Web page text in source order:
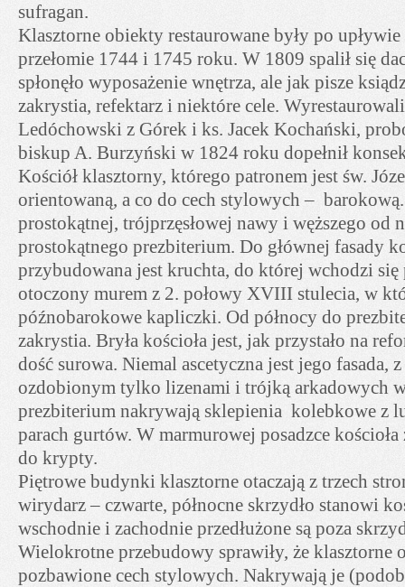
sufragan.
Klasztorne obiekty restaurowane były po upływie
przełomie 1744 i 1745 roku. W 1809 spalił się
spłonęło wyposażenie wnętrza, ale jak pisze
zakrystia, refektarz i niektóre cele.
Ledóchowski z Górek i ks. Jacek Kochański,
biskup A. Burzyński w 1824 roku dopełnił
Kościół klasztorny, którego patronem jest św.
orientowaną, a co do cech stylowych – barokową.
prostokątnej, trójprzęsłowej nawy i węższego od
prostokątnego prezbiterium. Do głównej fasady
przybudowana jest kruchta, do której wchodzi się
otoczony murem z 2. połowy XVIII stulecia, w
późnobarokowe kapliczki. Od północy do
zakrystia. Bryła kościoła jest, jak przystało na
dość surowa. Niemal ascetyczna jest jego fasada,
ozdobionym tylko lizenami i trójką arkadowych
prezbiterium nakrywają sklepienia kolebkowe z
parach gurtów. W marmurowej posadzce
do krypty.
Piętrowe budynki klasztorne otaczają z trzech
wirydarz – czwarte, północne skrzydło stanowi
wschodnie i zachodnie przedłużone są poza
Wielokrotne przebudowy sprawiły, że klasztorne
pozbawione cech stylowych. Nakrywają je